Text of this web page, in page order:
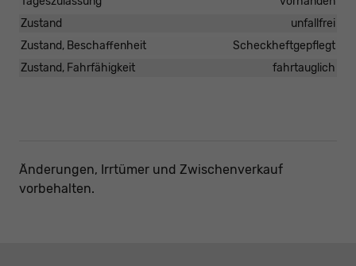
Zustand
unfallfrei
Zustand, Beschaffenheit
Scheckheftgepflegt
Zustand, Fahrfähigkeit
fahrtauglich
Änderungen, Irrtümer und Zwischenverkauf
vorbehalten.